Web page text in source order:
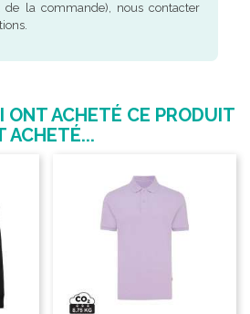
la commande), nous contacter
ONT ACHETÉ CE PRODUIT
ACHETÉ...